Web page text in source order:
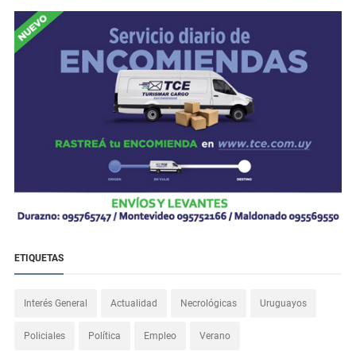
ETIQUETAS
Interés General Actualidad Necrológicas Uruguayos
Policiales Política Empleo Verano